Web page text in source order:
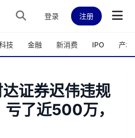
登录 注册
技 金融 新消费 IPO 产城
证券迟伟违规
了近500万，